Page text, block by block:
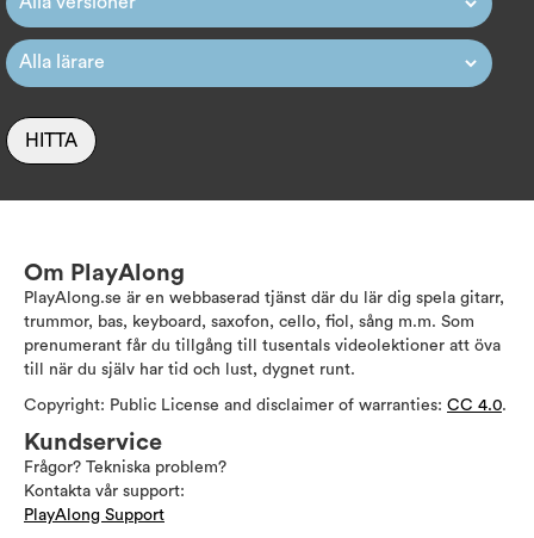
HITTA
Om PlayAlong
PlayAlong.se är en webbaserad tjänst där du lär dig spela gitarr,
trummor, bas, keyboard, saxofon, cello, fiol, sång m.m. Som
prenumerant får du tillgång till tusentals videolektioner att öva
till när du själv har tid och lust, dygnet runt.
Copyright: Public License and disclaimer of warranties: CC 4.0.
Kundservice
Frågor? Tekniska problem?
Kontakta vår support:
PlayAlong Support